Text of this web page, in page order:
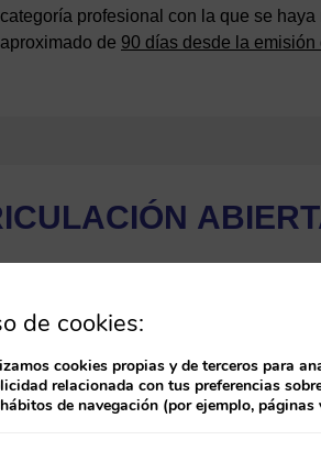
categoría profesional con la que se
aproximado de 90 días desde la
de 180 días para la realización del
como apto, dispondrá de un
a la solicitud y emisión del
de cookies:
cookies propias y de terceros para
relacionada con tus preferencias
de navegación (por ejemplo, páginas